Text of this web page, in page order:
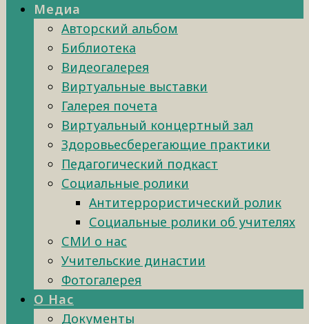
Медиа
Авторский альбом
Библиотека
Видеогалерея
Виртуальные выставки
Галерея почета
Виртуальный концертный зал
Здоровьесберегающие практики
Педагогический подкаст
Социальные ролики
Антитеррористический ролик
Социальные ролики об учителях
СМИ о нас
Учительские династии
Фотогалерея
О Нас
Документы